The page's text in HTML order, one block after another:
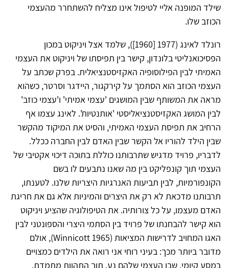
שילד המופנה אליי לטיפול אינו מצליח להשתחרר מהעצמי
הכוזב שלו.
רונלד לאינג (1977 [1960]), שלמד אצל ויניקוט במכון
הפסיכואנליטי בלונדון, קישר בין תפיסתו של ויניקוט את העצמי
האמיתי לבין הפילוסופיה האקזיסטנציאלית. בפרק שכתב על
העצמי הכוזב הוא הסתמך על קירקגור, היידגר וסרטר, כשהוא
מראה את המשותף שבין המושגים 'עצמי אמיתי' ו'עצמי כוזב'
לבין המושג האקזיסטנציאליסטי 'אותנטיות'. לאינג עצמו אף
הרחיב את תפיסת העצמי האמיתי, והסיט את המיקוד מהקשר
שבין הילד להוריו אל הקשר שבין האדם לבין החברה ככלל.
לדבריו, פרויד מדגיש שתרבותנו כוללת בתוכה דיכוי אקטיבי של
העצמי תוך קונפליקט בין מה שאנו נתבעים לו בשם
הקונפורמיות, לבין תביעות האנרגיות היצריות שלנו. לטענתו,
תרבותנו מדכאת לא רק את היצרים והמיניות אלא גם את חריגת
האדם מעצמו, על כל צורותיה. את הטיפולוגיה שהציע ויניקוט
הוא קישר להבחנתו של פרויד בין הסתמי היצרי והספונטני לבין
האגו המחויב לדרישות המציאות (Winnicott 1965), אולם
מדובר ביותר מכך: בעיני רוחי אני רואה את הילדים כמצויים
במסע קיומי, שבו העצמי שלהם נע, תוך התהוות מתמדת,